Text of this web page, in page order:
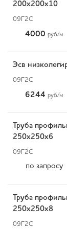
200х200х10
09Г2С
4000 руб/м
Эсв
09Г2С
6244 руб/м
Труба
250х250х6
09Г2С
по запросу
Труба
250х250х8
09Г2С